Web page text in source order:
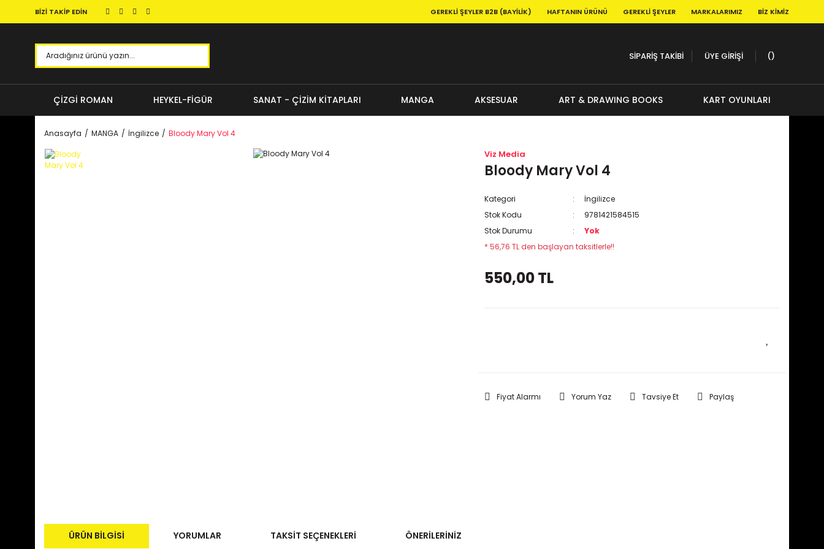
BİZİ TAKİP EDİN GEREKLI ŞEYLER B2B (BAYILIK) HAFTANIN ÜRÜNÜ GEREKLI ŞEYLER MARKALARIMIZ BIZ KIMIZ
SİPARİŞ TAKİBİ ÜYE GİRİŞİ
ÇİZGİ ROMAN HEYKEL-FİGÜR SANAT - ÇİZİM KİTAPLARI MANGA AKSESUAR ART & DRAWING BOOKS KART OYUNLARI
Anasayfa MANGA İngilizce Bloody Mary Vol 4
Viz Media
Bloody Mary Vol 4
Kategori
İngilizce
Stok Kodu
9781421584515
Stok Durumu
Yok
* 56,76 TL den başlayan taksitlerle!!
550,00 TL
Fiyat Alarmı Yorum Yaz Tavsiye Et Paylaş
ÜRÜN BILGISI YORUMLAR TAKSIT SEÇENEKLERI ÖNERILERINIZ